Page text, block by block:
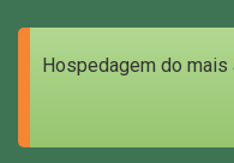
Hospedagem do